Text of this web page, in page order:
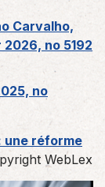
Carvalho,
no 5192
no
une réforme
WebLex